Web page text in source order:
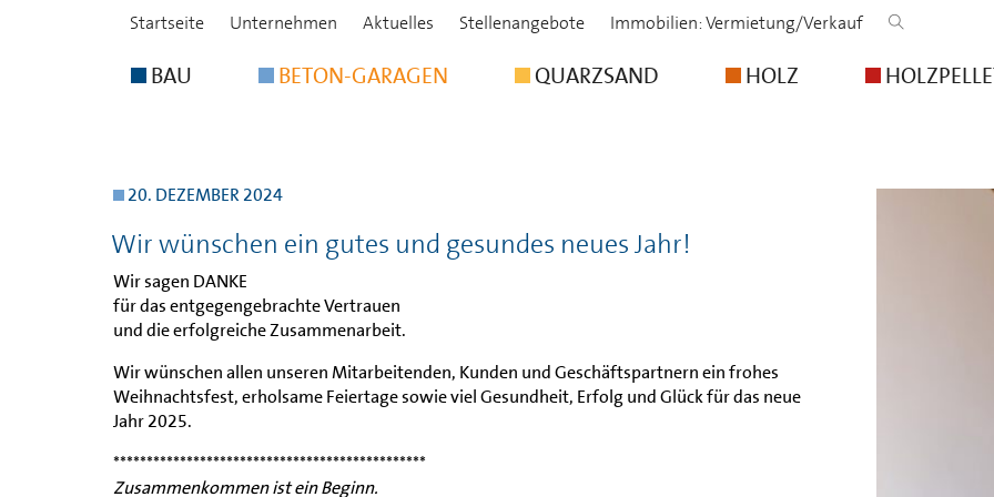
Startseite Unternehmen Aktuelles Stellenangebote Immobilien: Vermietung/Verkauf
BAU BETON-GARAGEN QUARZSAND HOLZ
20. DEZEMBER 2024
Wir wünschen ein gutes und gesundes neues Jahr!
Wir sagen DANKE
für das entgegengebrachte Vertrauen
und die erfolgreiche Zusammenarbeit.
Wir wünschen allen unseren Mitarbeitenden, Kunden und Geschäftspartnern ein frohes
Weihnachtsfest, erholsame Feiertage sowie viel Gesundheit, Erfolg und Glück für das neue
Jahr 2025.
***********************************************
Zusammenkommen ist ein Beginn.